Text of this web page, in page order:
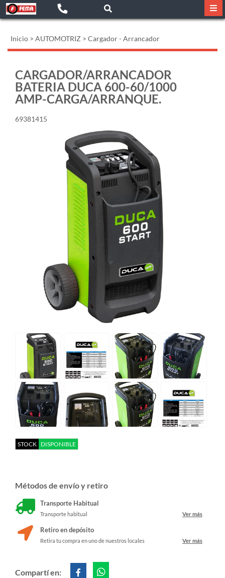
Inicio > AUTOMOTRIZ > Cargador - Arrancador
CARGADOR/ARRANCADOR
BATERIA DUCA 600-60/1000
AMP-CARGA/ARRANQUE.
69381415
STOCK DISPONIBLE
Métodos de envío y retiro
Transporte Habitual
Transporte habitual Ver más
Retiro en depósito
Retira tu compra en uno de nuestros locales Ver más
Compartí en: